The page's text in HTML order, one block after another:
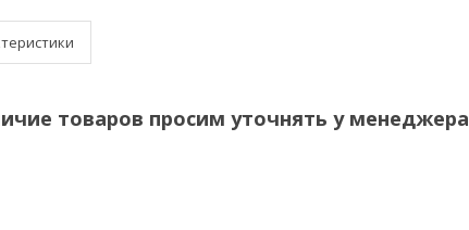
товаров просим уточнять у менеджера